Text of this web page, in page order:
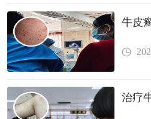
牛皮
治疗